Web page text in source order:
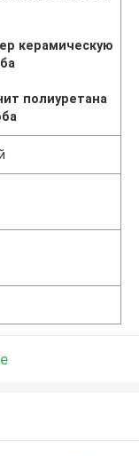
керамическую
полиуретана